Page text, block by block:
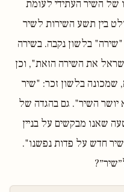
של השיר העתידי לעומת
בין תשע השירות לשיר
בלשון נקבה. בשירה
את השירה הזאת", וכן
שמכונה בלשון זכר: "שיר
יושר השיר". גם בהגדה של
שאנו מבקשים על בניין
חדש על פדות נפשנו".